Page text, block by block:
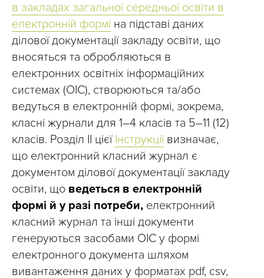
в закладах загальної середньої освіти в
електронній формі на підставі даних
ділової документації закладу освіти, що
вносяться та обробляються в
електронних освітніх інформаційних
системах (ОІС), створюються та/або
ведуться в електронній формі, зокрема,
класні журнали для 1–4 класів та 5–11 (12)
класів. Розділ II цієї Інструкціївизначає,
що електронний класний журнал є
документом ділової документації закладу
освіти, що ведеться в електронній
формі й у разі потреби, електронний
класний журнал та інші документи
генеруються засобами ОІС у формі
електронного документа шляхом
вивантаження даних у форматах pdf, csv,